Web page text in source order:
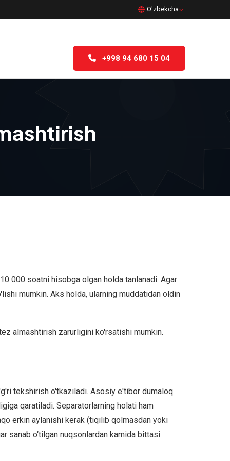
O'zbekcha
+998 94 680 15 04
000 soatni hisobga olgan holda tanlanadi. Agar
mumkin. Aks holda, ularning muddatidan oldin
almashtirish zarurligini ko'rsatishi mumkin.
tekshirish o'tkaziladi. Asosiy e'tibor dumaloq
qaratiladi. Separatorlarning holati ham
erkin aylanishi kerak (tiqilib qolmasdan yoki
sanab o‘tilgan nuqsonlardan kamida bittasi